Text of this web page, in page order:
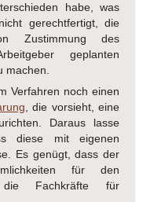
habe, was
gerechtfertigt, die
Zustimmung des
geplanten
machen.
Verfahren noch einen
, die vorsieht, eine
Daraus lasse
diese mit eigenen
Es genügt, dass der
für den
die Fachkräfte für